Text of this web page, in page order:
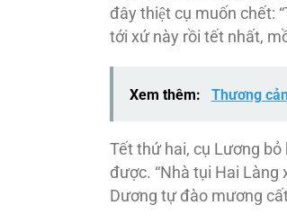
đây thiệt cụ muốn chết:
tới xứ này rồi tết nhất,
Xem thêm: Thương
Tết thứ hai, cụ Lương
được. “Nhà tụi Hai Làng
Dương tự đào mương